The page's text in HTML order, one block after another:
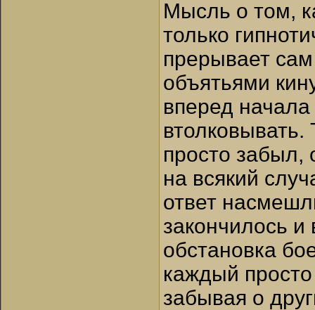
Мысль о том,
только
прерывает
объятьями
вперед
втолковывать.
просто забыл,
на всякий
ответ
закончилось
обстановка
каждый
забывая о